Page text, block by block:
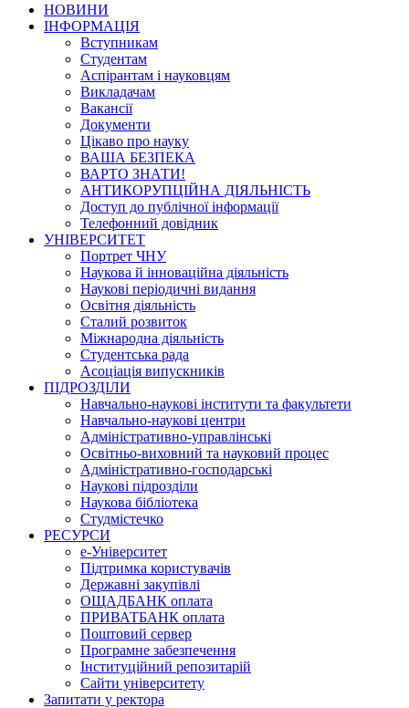
НОВИНИ
ІНФОРМАЦІЯ
Вступникам
Студентам
Аспірантам і науковцям
Викладачам
Вакансії
Документи
Цікаво про науку
ВАША БЕЗПЕКА
ВАРТО ЗНАТИ!
АНТИКОРУПЦІЙНА ДІЯЛЬНІСТЬ
Доступ до публічної інформації
Телефонний довідник
УНІВЕРСИТЕТ
Портрет ЧНУ
Наукова й інноваційна діяльність
Наукові періодичні видання
Освітня діяльність
Сталий розвиток
Міжнародна діяльність
Студентська рада
Асоціація випускників
ПІДРОЗДІЛИ
Навчально-наукові інститути та факультети
Навчально-наукові центри
Адміністративно-управлінські
Освітньо-виховний та науковий процес
Адміністративно-господарські
Наукові підрозділи
Наукова бібліотека
Студмістечко
РЕСУРСИ
е-Університет
Підтримка користувачів
Державні закупівлі
ОЩАДБАНК оплата
ПРИВАТБАНК оплата
Поштовий сервер
Програмне забезпечення
Інституційний репозитарій
Сайти університету
Запитати у ректора